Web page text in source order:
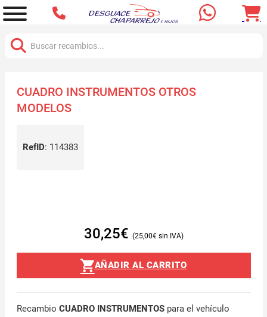
CUADRO INSTRUMENTOS OTROS
MODELOS
RefID: 114383
30,25€ 25,00€
AÑADIR AL CARRITO
Recambio CUADRO INSTRUMENTOSpara el vehículo